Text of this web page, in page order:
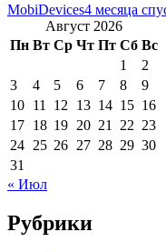
MobiDevices4 месяца
Август 2026
Пн Вт Ср Чт Пт Сб Вс
1
2
3
4 5 6 7 8
9
10 11 12 13 14 15 16
17 18 19 20 21 22 23
24 25 26 27 28 29 30
31
« Июл
Рубрики